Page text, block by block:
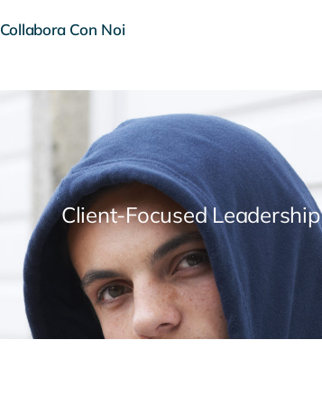
Collabora Con Noi
Client-Focused Leadership